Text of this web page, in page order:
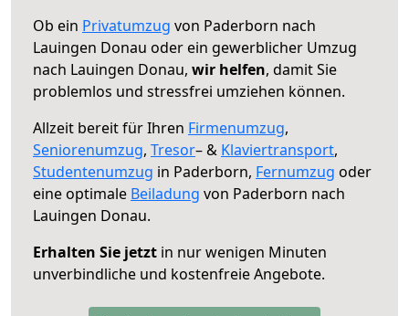
Ob ein Privatumzug von Paderborn nach
Lauingen Donau oder ein gewerblicher Umzug
nach Lauingen Donau, wir helfen, damit Sie
problemlos und stressfrei umziehen können.
Allzeit bereit für Ihren Firmenumzug,
Seniorenumzug, Tresor– & Klaviertransport,
Studentenumzug in Paderborn, Fernumzug oder
eine optimale Beiladung von Paderborn nach
Lauingen Donau.
Erhalten Sie jetzt in nur wenigen Minuten
unverbindliche und kostenfreie Angebote.